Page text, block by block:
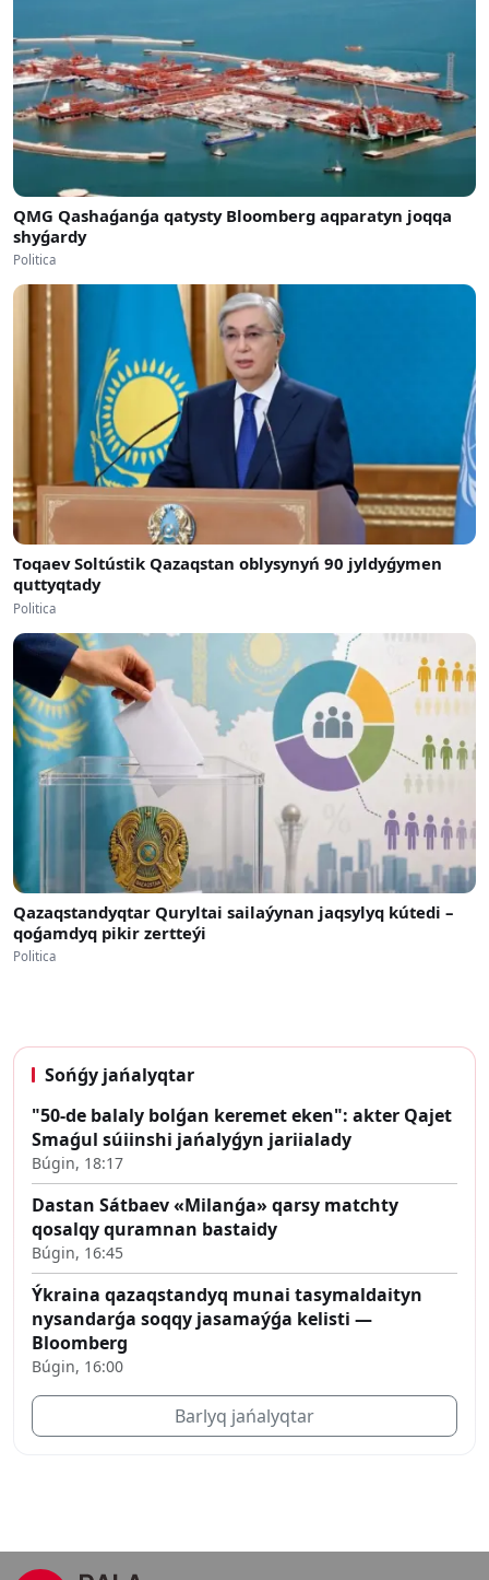
QMG Qashaǵanǵa qatysty Bloomberg aqparatyn joqqa
shyǵardy
Politica
Toqaev Soltústik Qazaqstan oblysynyń 90 jyldyǵymen
quttyqtady
Politica
Qazaqstandyqtar Quryltai sailaýynan jaqsylyq kútedi –
qoǵamdyq pikir zertteýi
Politica
Sońǵy jańalyqtar
"50-de balaly bolǵan keremet eken": akter Qajet
Smaǵul súiinshi jańalyǵyn jariialady
Búgin, 18:17
Dastan Sátbaev «Milanǵa» qarsy matchty
qosalqy quramnan bastaidy
Búgin, 16:45
Ýkraina qazaqstandyq munai tasymaldaityn
nysandarǵa soqqy jasamaýǵa kelisti —
Bloomberg
Búgin, 16:00
Barlyq jańalyqtar